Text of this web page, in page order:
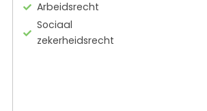
Arbeidsrecht
Sociaal
zekerheidsrecht